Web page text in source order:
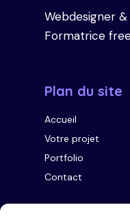
Webdesigner
Formatrice
Plan du site
Accueil
Votre projet
Portfolio
Contact